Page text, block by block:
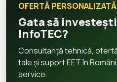
OFERTĂ PERSONALIZATĂ
Gata să
InfoTEC?
Consultanță tehnică,
tale și suport EET în
service.